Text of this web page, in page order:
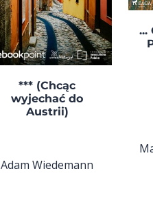
*** (Chcąc
wyjechać do
Austrii)
Adam Wiedemann
...